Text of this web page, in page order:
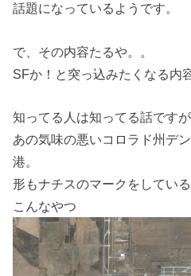
話題になっているようです。
で、その内容たるや。。
SFか！と突っ込みたくなる内
知ってる人は知ってる話ですが
あの気味の悪いコロラド州デ
港。
形もナチスのマークをしている
こんなやつ